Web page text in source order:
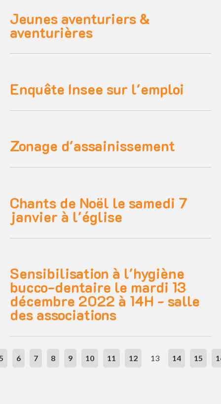
Jeunes aventuriers &
aventurières
Enquête Insee sur l'emploi
Zonage d'assainissement
Chants de Noël le samedi 7
janvier à l'église
Sensibilisation à l'hygiène
bucco-dentaire le mardi 13
décembre 2022 à 14H - salle
des associations
6 7 8 9 10 11 12 13 14 15